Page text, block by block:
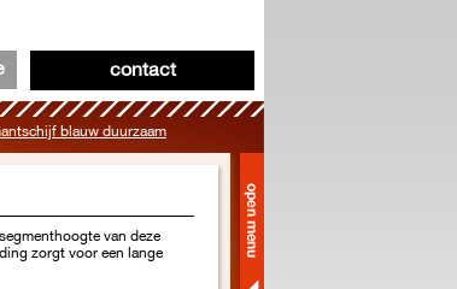
contact
blauw duurzaam
van deze
zorgt voor een lange